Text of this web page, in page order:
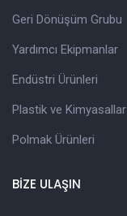
Geri Dönüşüm Grubu
Yardımcı Ekipmanlar
Endüstri Ürünleri
Plastik ve Kimyasallar
Polmak Ürünleri
BİZE ULAŞIN